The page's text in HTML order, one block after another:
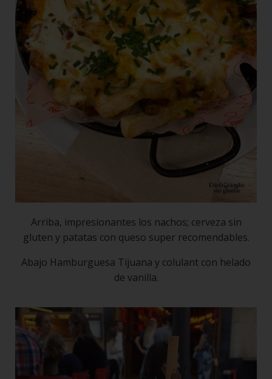
Arriba, impresionantes los nachos; cerveza sin
gluten y patatas con queso super recomendables.
Abajo Hamburguesa Tijuana y colulant con helado
de vanilla.